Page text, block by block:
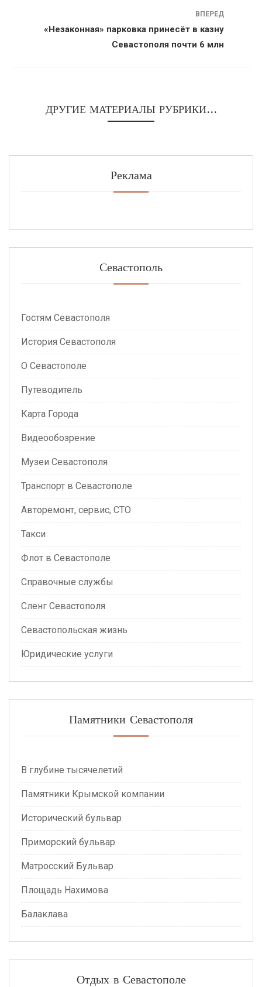
ВПЕРЕД
«Незаконная» парковка принесёт в казну
Севастополя почти 6 млн
ДРУГИЕ МАТЕРИАЛЫ РУБРИКИ...
Реклама
Севастополь
Гостям Севастополя
История Севастополя
О Севастополе
Путеводитель
Карта Города
Видеообозрение
Музеи Севастополя
Транспорт в Севастополе
Авторемонт, сервис, СТО
Такси
Флот в Севастополе
Справочные службы
Сленг Севастополя
Севастопольская жизнь
Юридические услуги
Памятники Севастополя
В глубине тысячелетий
Памятники Крымской компании
Исторический бульвар
Приморский бульвар
Матросский Бульвар
Площадь Нахимова
Балаклава
Отдых в Севастополе